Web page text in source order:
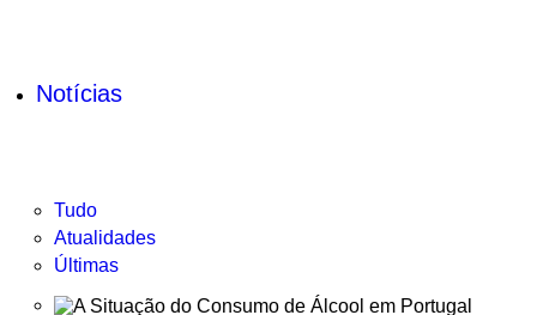
Notícias
Tudo
Atualidades
Últimas